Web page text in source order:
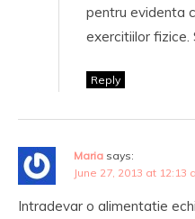
pentru evidenta
exercitiilor fizice.
Reply
Maria says:
June 27, 2013 at 12:13
Intradevar o alimentatie